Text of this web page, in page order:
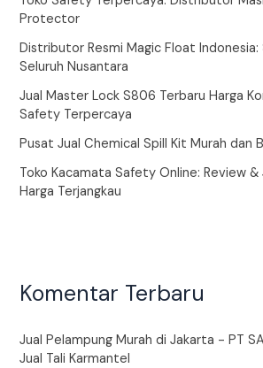
Protector
Distributor Resmi Magic Float Indonesia:
Seluruh Nusantara
Jual Master Lock S806 Terbaru Harga
Safety Terpercaya
Pusat Jual Chemical Spill Kit Murah dan
Toko Kacamata Safety Online: Review &
Harga Terjangkau
Komentar Terbaru
Jual Pelampung Murah di Jakarta - PT
Jual Tali Karmantel